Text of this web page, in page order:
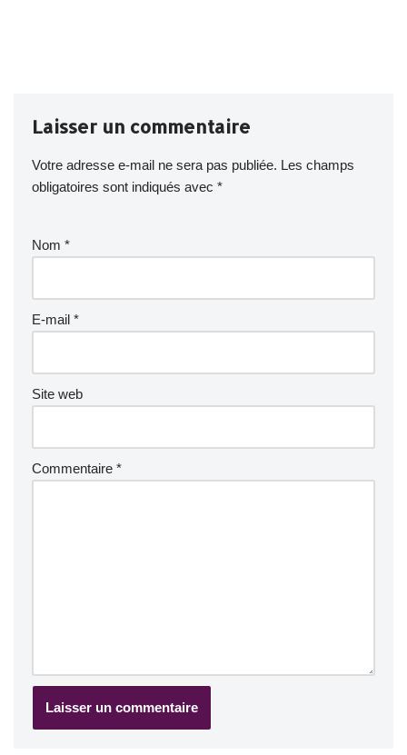
Laisser un commentaire
Votre adresse e-mail ne sera pas publiée. Les champs
obligatoires sont indiqués avec *
Nom *
E-mail *
Site web
Commentaire *